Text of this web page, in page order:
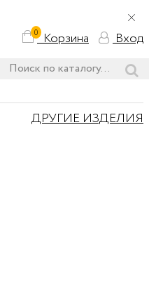
Корзина
0 Вход
ДРУГИЕ ИЗДЕЛИЯ